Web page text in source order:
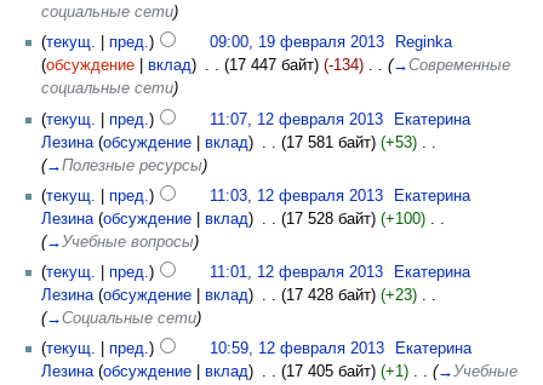
социальные сети)
(текущ. пред.) 09:00, 19 февраля 2013
Reginka
(обсуждение вклад) . . (17 447 байт) (-134)‎ . . (→Современные
социальные сети)
(текущ. пред. ) 11:07, 12 февраля 2013
Екатерина
Лезина (обсуждение вклад) (17 581 байт) (+53)‎
(→Полезные ресурсы)
(текущ. пред.) 11:03, 12 февраля 2013
Екатерина
Лезина (обсуждение вклад) . . (17 528 байт) (+100)‎ . .
(→Учебные вопросы)
(текущ. пред.) 11:01, 12 февраля 2013
Екатерина
Лезина (обсуждение вклад) . . (17 428 байт) (+23)‎ . .
(→Социальные сети)
(текущ. пред.) 10:59, 12 февраля 2013
Екатерина
Лезина (обсуждение вклад) . . (17 405 байт) (+1)‎ . . (→Учебные